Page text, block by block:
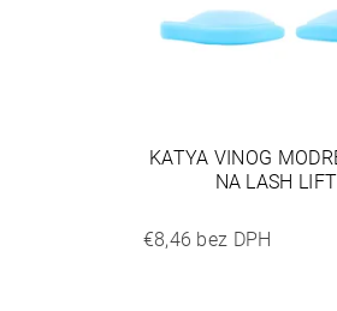
KATYA VINOG
NA LASH
€8,46 bez DPH